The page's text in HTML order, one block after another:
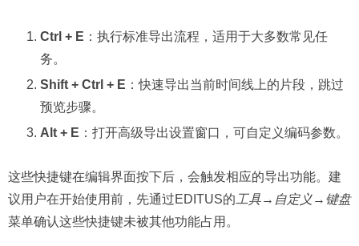
Ctrl + E ：执行标准导出流程，适用于大多数常见任
务。
Shift + Ctrl + E ：快速导出当前时间线上的片段，跳过
预览步骤。
Alt + E ：打开高级导出设置窗口，可自定义编码参数。
这些快捷键在编辑界面按下后，会触发相应的导出功能。建
议用户在开始使用前，先通过EDITUS的工具→ 自定义→ 键盘
菜单确认这些快捷键未被其他功能占用。